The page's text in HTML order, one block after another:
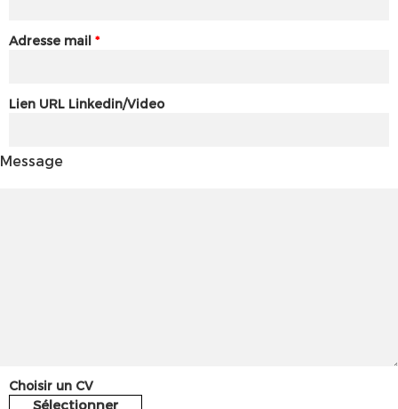
Adresse mail *
Lien URL Linkedin/Video
Message
Choisir un CV
Sélectionner